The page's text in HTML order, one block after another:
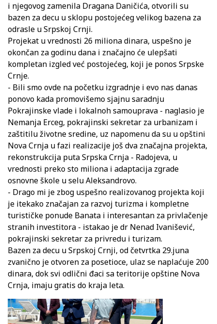
i njegovog zamenila Dragana Daničića, otvorili su
bazen za decu u sklopu postojećeg velikog bazena za
odrasle u Srpskoj Crnji.
Projekat u vrednosti 26 miliona dinara, uspešno je
okončan za godinu dana i značajno će ulepšati
kompletan izgled već postojećeg, koji je ponos Srpske
Crnje.
- Bili smo ovde na početku izgradnje i evo nas danas
ponovo kada promovišemo sjajnu saradnju
Pokrajinske vlade i lokalnoh samouprava - naglasio je
Nemanja Erceg, pokrajinski sekretar za urbanizam i
zaštitilu životne sredine, uz napomenu da su u opštini
Nova Crnja u fazi realizacije još dva značajna projekta,
rekonstrukcija puta Srpska Crnja - Radojeva, u
vrednosti preko sto miliona i adaptacija zgrade
osnovne škole u selu Aleksandrovo.
- Drago mi je zbog uspešno realizovanog projekta koji
je itekako značajan za razvoj turizma i kompletne
turističke ponude Banata i interesantan za privlačenje
stranih investitora - istakao je dr Nenad Ivanišević,
pokrajinski sekretar za privredu i turizam.
Bazen za decu u Srpskoj Crnji, od četvrtka 29.juna
zvanično je otvoren za posetioce, ulaz se naplaćuje 200
dinara, dok svi odlični đaci sa teritorije opštine Nova
Crnja, imaju gratis do kraja leta.